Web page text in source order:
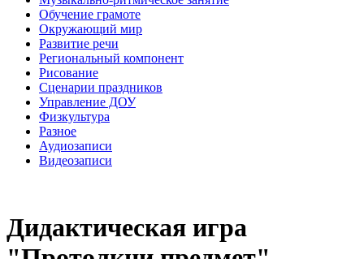
Обучение грамоте
Окружающий мир
Развитие речи
Региональный компонент
Рисование
Сценарии праздников
Управление ДОУ
Физкультура
Разное
Аудиозаписи
Видеозаписи
Дидактическая игра